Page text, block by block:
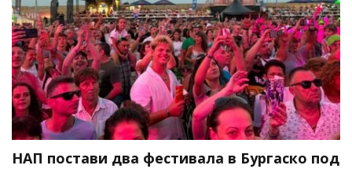
НАП постави два фестивала в Бургаско под